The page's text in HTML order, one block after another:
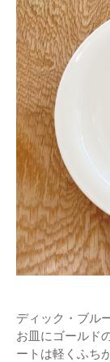
ディック・ブル
お皿にゴールド
ートは軽くふち